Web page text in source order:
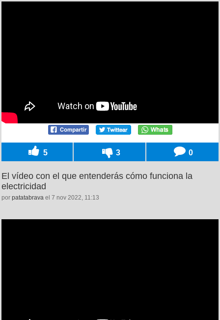
5 3 0
El vídeo con el que entenderás cómo funciona la
electricidad
por patatabrava el 7 nov 2022, 11:13